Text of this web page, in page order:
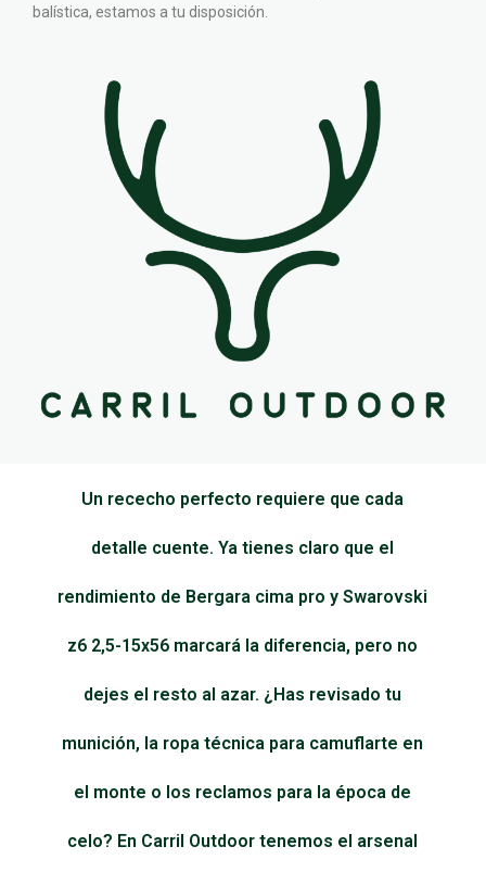
balística, estamos a tu disposición.
Un rececho perfecto requiere que cada
detalle cuente. Ya tienes claro que el
rendimiento de Bergara cima pro y Swarovski
z6 2,5-15x56 marcará la diferencia, pero no
dejes el resto al azar. ¿Has revisado tu
munición, la ropa técnica para camuflarte en
el monte o los reclamos para la época de
celo? En Carril Outdoor tenemos el arsenal